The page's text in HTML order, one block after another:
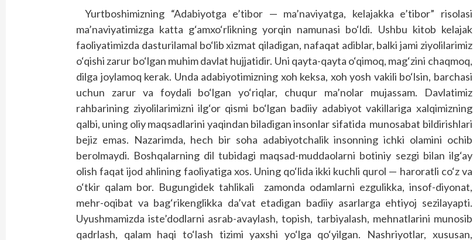
Yurtboshimizning “Adabiyotga e’tibor — ma’naviyatga, kelajakka e’tibor” risolasi
ma’naviyatimizga katta g‘amxo‘rlikning yorqin namunasi bo‘ldi. Ushbu kitob kelajak
faoliyatimizda dasturilamal bo‘lib xizmat qiladigan, nafaqat adiblar, balki jami ziyolilarimiz
o‘qishi zarur bo‘lgan muhim davlat hujjatidir. Uni qayta-qayta o‘qimoq, mag‘zini chaqmoq,
dilga joylamoq kerak. Unda adabiyotimizning xoh keksa, xoh yosh vakili bo‘lsin, barchasi
uchun zarur va foydali bo‘lgan yo‘riqlar, chuqur ma’nolar mujassam. Davlatimiz
rahbarining ziyolilarimizni ilg‘or qismi bo‘lgan badiiy adabiyot vakillariga xalqimizning
qalbi, uning oliy maqsadlarini yaqindan biladigan insonlar sifatida munosabat bildirishlari
bejiz emas. Nazarimda, hech bir soha adabiyotchalik insonning ichki olamini ochib
berolmaydi. Boshqalarning dil tubidagi maqsad-muddaolarni botiniy sezgi bilan ilg‘ay
olish faqat ijod ahlining faoliyatiga xos. Uning qo‘lida ikki kuchli qurol — haroratli co‘z va
o‘tkir qalam bor. Bugungidek tahlikali zamonda odamlarni ezgulikka, insof-diyonat,
mehr-oqibat va bag‘rikenglikka da’vat etadigan badiiy asarlarga ehtiyoj sezilayapti.
Uyushmamizda iste’dodlarni asrab-avaylash, topish, tarbiyalash, mehnatlarini munosib
qadrlash, qalam haqi to‘lash tizimi yaxshi yo‘lga qo‘yilgan. Nashriyotlar, xususan,